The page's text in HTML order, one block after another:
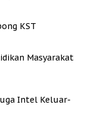
KST
Masyarakat
Intel Keluar-